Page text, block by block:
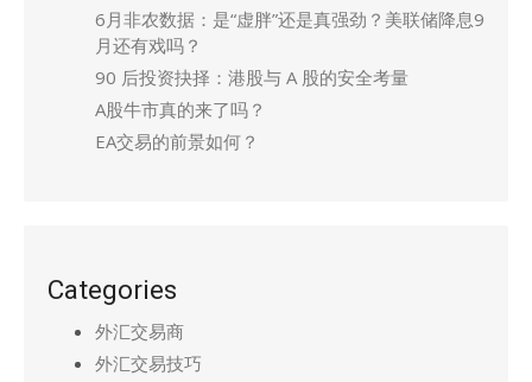
6月非农数据：是“虚胖”还是真强劲？美联储降息9
月还有戏吗？
90 后投资抉择：港股与 A 股的安全考量
A股牛市真的来了吗？
EA交易的前景如何？
Categories
外汇交易商
外汇交易技巧